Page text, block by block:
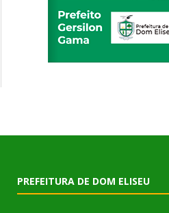
PREFEITURA DE DOM ELISEU